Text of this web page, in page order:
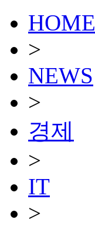
HOME
>
NEWS
>
경제
>
IT
>